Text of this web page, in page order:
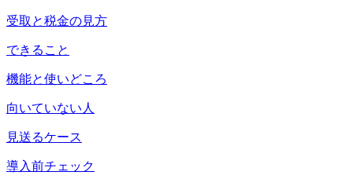
受取と税金の見方
できること
機能と使いどころ
向いていない人
見送るケース
導入前チェック